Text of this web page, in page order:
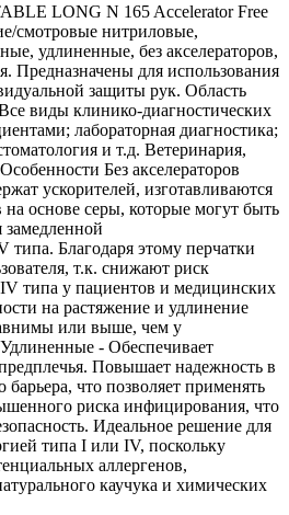
LONG N 165 Accelerator Free
смотровые нитриловые,
удлиненные, без акселераторов,
Предназначены для использования
защиты рук. Область
виды клинико-диагностических
лабораторная диагностика;
и т.д. Ветеринария,
Без акселераторов
ускорителей, изготавливаются
основе серы, которые могут быть
типа. Благодаря этому перчатки
т.к. снижают риск
типа у пациентов и медицинских
на растяжение и удлинение
или выше, чем у
- Обеспечивает
Повышает надежность в
что позволяет применять
риска инфицирования, что
Идеальное решение для
типа I или IV, поскольку
аллергенов,
каучука и химических